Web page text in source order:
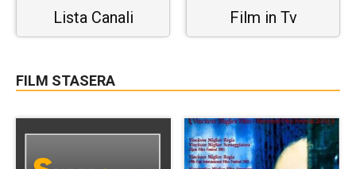
Lista Canali Film in Tv
FILM STASERA